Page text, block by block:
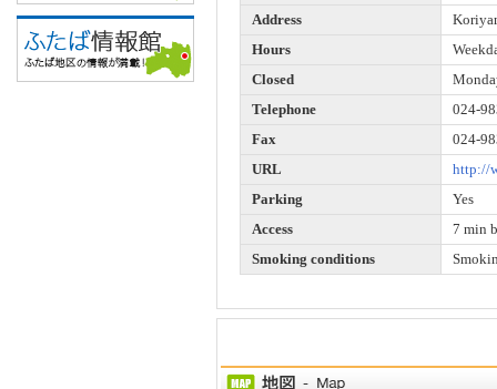
Address
Hours
Closed
Telephone
024-
Fax
024-
URL
http://
Parking
Yes
Access
7 min
Smoking conditions